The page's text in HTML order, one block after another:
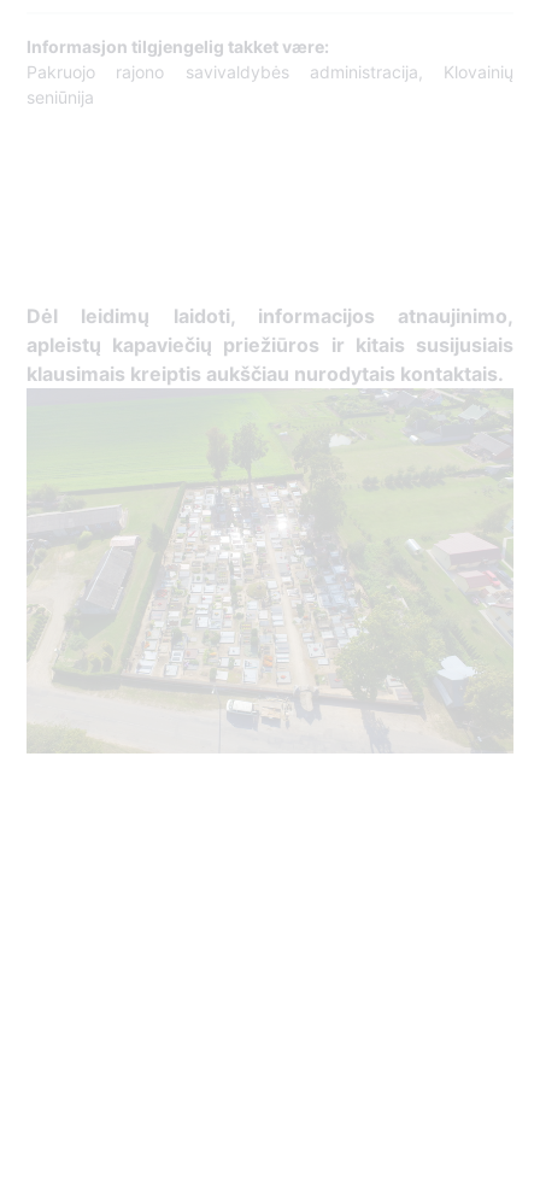
Informasjon tilgjengelig takket være:
Pakruojo rajono savivaldybės administracija, Klovainių
seniūnija
Dėl leidimų laidoti, ​informacijos atnaujinimo,
apleistų kapaviečių priežiūros ir kitais susijusiais
klausimais kreiptis ​aukščiau nurodytais kontaktais.